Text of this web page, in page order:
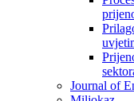
Journal of